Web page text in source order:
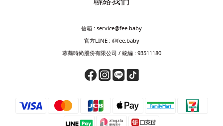
信箱 : service@fee.baby
官方LINE : @fee.baby
蓉蕎時尚股份有限公司 / 統編 : 93511180